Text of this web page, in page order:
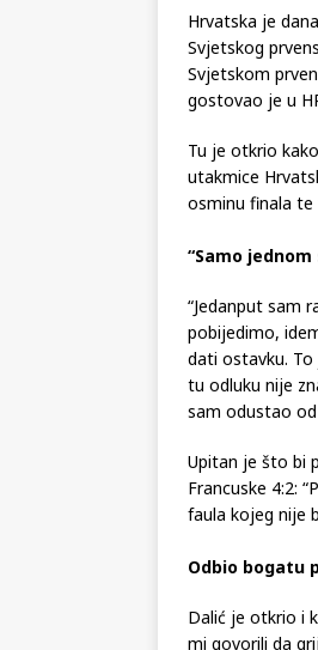
godine
Hrvatska je
Svjetskog
Svjetskom
gostovao je u
Tu je otkrio
utakmice
osminu finala te
“Samo
“Jedanput sam
pobijedimo,
dati ostavku.
sam odustao od
Upitan je što bi
Francuske 4:2:
faula kojeg nije
Odbio bogatu